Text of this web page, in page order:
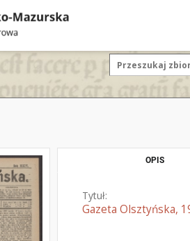
OPIS
Tytuł:
Gazeta Olsztyńska,